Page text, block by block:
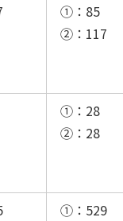
①：85
②：117
①：28
②：28
①：529